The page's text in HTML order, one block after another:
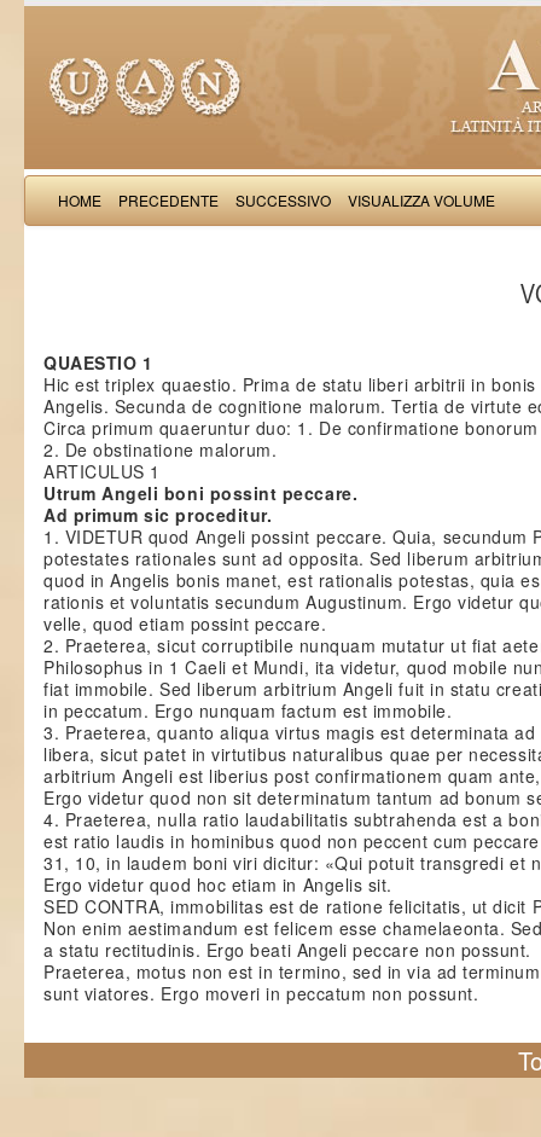
HOME PRECEDENTE SUCCESSIVO VISUALIZZA VOLUME
QUAESTIO 1
Hic est triplex quaestio. Prima de statu liberi arbitrii in
Angelis. Secunda de cognitione malorum. Tertia de virtute
Circa primum quaeruntur duo: 1. De confirmatione
2. De obstinatione malorum.
ARTICULUS 1
Utrum Angeli boni possint peccare.
Ad primum sic proceditur.
1. VIDETUR quod Angeli possint peccare. Quia, secundum
potestates rationales sunt ad opposita. Sed liberum
quod in Angelis bonis manet, est rationalis potestas, quia
rationis et voluntatis secundum Augustinum. Ergo videtur
velle, quod etiam possint peccare.
2. Praeterea, sicut corruptibile nunquam mutatur ut fiat
Philosophus in 1 Caeli et Mundi, ita videtur, quod mobile
fiat immobile. Sed liberum arbitrium Angeli fuit in statu
in peccatum. Ergo nunquam factum est immobile.
3. Praeterea, quanto aliqua virtus magis est determinata
libera, sicut patet in virtutibus naturalibus quae per
arbitrium Angeli est liberius post confirmationem quam
Ergo videtur quod non sit determinatum tantum ad bonum
4. Praeterea, nulla ratio laudabilitatis subtrahenda est a
est ratio laudis in hominibus quod non peccent cum
31, 10, in laudem boni viri dicitur: «Qui potuit transgredi et
Ergo videtur quod hoc etiam in Angelis sit.
SED CONTRA, immobilitas est de ratione felicitatis, ut dicit
Non enim aestimandum est felicem esse chamelaeonta.
a statu rectitudinis. Ergo beati Angeli peccare non possunt.
Praeterea, motus non est in termino, sed in via ad
sunt viatores. Ergo moveri in peccatum non possunt.